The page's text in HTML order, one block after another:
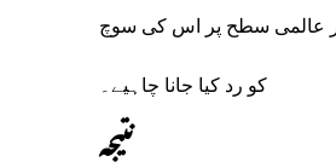
عالمی سطح پر اس کی سوچ
کو رد کیا جانا چاہیے۔
نتیجہ